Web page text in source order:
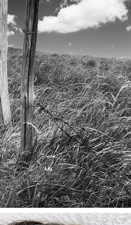
N (LANDSCAPES B/W)